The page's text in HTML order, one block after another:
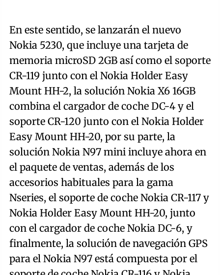
En este sentido, se lanzarán el nuevo
Nokia 5230, que incluye una tarjeta de
memoria microSD 2GB así como el soporte
CR-119 junto con el Nokia Holder Easy
Mount HH-2, la solución Nokia X6 16GB
combina el cargador de coche DC-4 y el
soporte CR-120 junto con el Nokia Holder
Easy Mount HH-20, por su parte, la
solución Nokia N97 mini incluye ahora en
el paquete de ventas, además de los
accesorios habituales para la gama
Nseries, el soporte de coche Nokia CR-117 y
Nokia Holder Easy Mount HH-20, junto
con el cargador de coche Nokia DC-6, y
finalmente, la solución de navegación GPS
para el Nokia N97 está compuesta por el